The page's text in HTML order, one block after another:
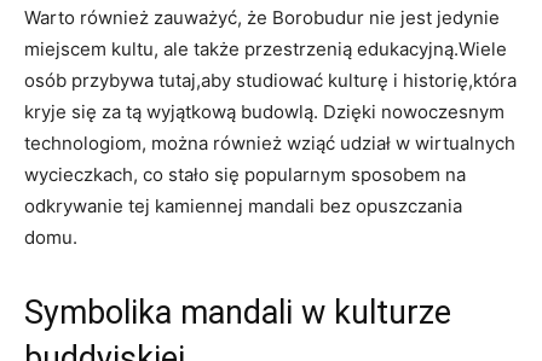
Warto również zauważyć, że Borobudur nie jest jedynie
miejscem kultu, ale także przestrzenią edukacyjną.Wiele
osób przybywa tutaj,aby studiować kulturę i historię,która
kryje się za tą wyjątkową budowlą. Dzięki nowoczesnym
technologiom, można również wziąć udział w wirtualnych
wycieczkach, co stało się popularnym sposobem na
odkrywanie tej kamiennej mandali bez opuszczania
domu.
Symbolika mandali w kulturze